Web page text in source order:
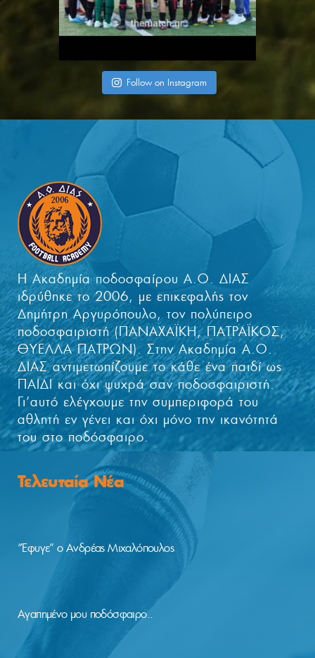
Follow on Instagram
Η Ακαδημία ποδοσφαίρου Α.Ο. ΔΙΑΣ
ιδρύθηκε το 2006, με επικεφαλής τον
Δημήτρη Αργυρόπουλο, τον πολύπειρο
ποδοσφαιριστή (ΠΑΝΑΧΑΪΚΗ, ΠΑΤΡΑΪΚΟΣ,
ΘΥΕΛΛΑ ΠΑΤΡΩΝ). Στην Ακαδημία Α.Ο.
ΔΙΑΣ αντιμετωπίζουμε το κάθε ένα παιδί ως
ΠΑΙΔΙ και όχι ψυχρά σαν ποδοσφαιριστή.
Γι’αυτό ελέγχουμε την συμπεριφορά του
αθλητή εν γένει και όχι μόνο την ικανότητά
του στο ποδόσφαιρο.
Τελευταία Νέα
“Έφυγε” ο Ανδρέας Μιχαλόπουλος
Αγαπημένο μου ποδόσφαιρο..